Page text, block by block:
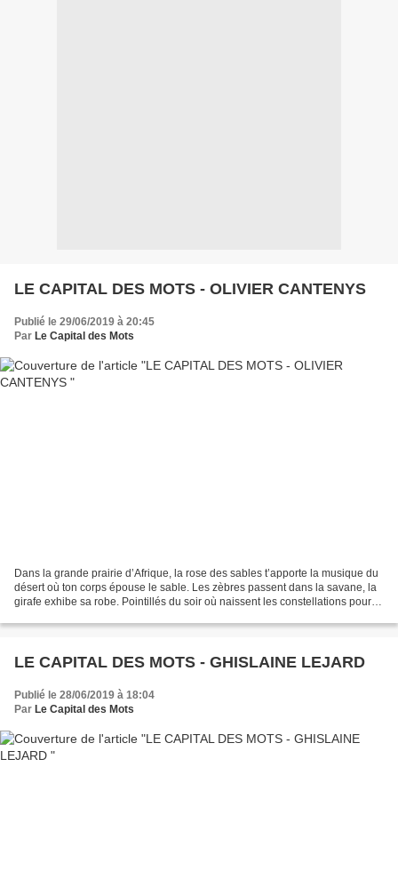
LE CAPITAL DES MOTS - OLIVIER CANTENYS
Publié le 29/06/2019 à 20:45
Par Le Capital des Mots
Dans la grande prairie d’Afrique, la rose des sables t’apporte la musique du
désert où ton corps épouse le sable. Les zèbres passent dans la savane, la
girafe exhibe sa robe. Pointillés du soir où naissent les constellations pour
LE CAPITAL DES MOTS - GHISLAINE LEJARD
Publié le 28/06/2019 à 18:04
Par Le Capital des Mots